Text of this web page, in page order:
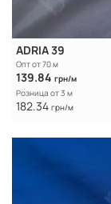
ADRIA 39
Опт от 70 м
139.84 грн/м
Розница от 3 м
182.34 грн/м